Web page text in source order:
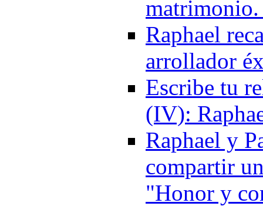
Raphael
arrollador
Escribe tu
(IV):
Raphael y
compartir
"Honor y